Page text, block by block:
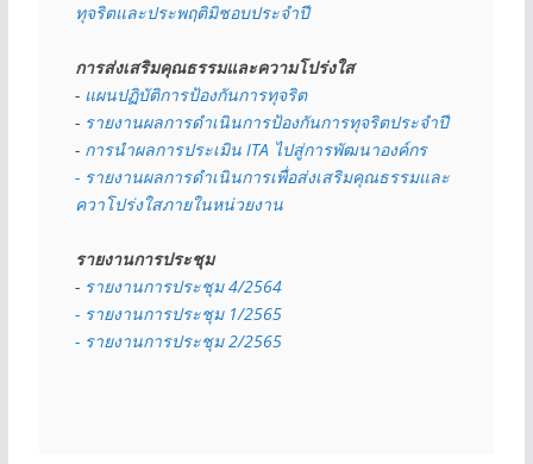
ทุจริตและประพฤติมิชอบประจำปี
การส่งเสริมคุณธรรมและความโปร่งใส
- แผนปฏิบัติการป้องกันการทุจริต
- รายงานผลการดำเนินการป้องกันการทุจริตประจำปี
- การนำผลการประเมิน ITA ไปสู่การพัฒนาองค์กร
- รายงานผลการดำเนินการเพื่อส่งเสริมคุณธรรมและ
ควาโปร่งใสภายในหน่วยงาน
รายงานการประชุม
- รายงานการประชุม 4/2564
- รายงานการประชุม 1/2565
- รายงานการประชุม 2/2565